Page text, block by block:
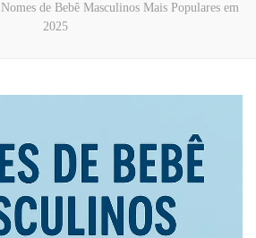
Nomes de Bebê Masculinos Mais Populares em
2025